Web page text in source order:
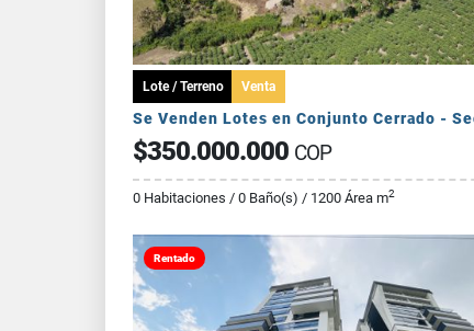
Lote / Terreno Venta
$350.000.000 COP
0 Habitaciones / 0 Baño(s) / 1200 Área m2
Rentado